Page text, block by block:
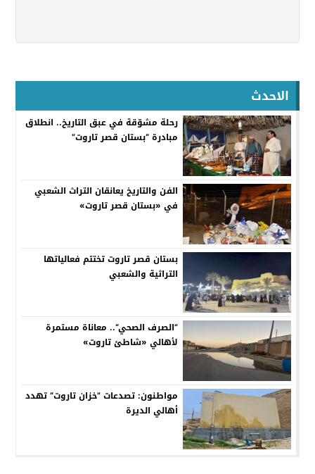
الاحدث
رحلة مشوّقة في عبق التاريخ.. انطلاق
مبادرة “بستان قصر تاروت”
الفن والتاريخ يعانقان التراث الشعبي
في «بستان قصر تاروت»
بستان قصر تاروت تختتم فعالياتها
التراثية والشعبي
”الصرف الصحي“.. معاناة مستمرة
لأهالي «شاطئ تاروت»
مواطنون: تصدعات ”خزان تاروت“ تهدد
أهالي الديرة